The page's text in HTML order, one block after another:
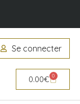
Se connecter
0.00€ 0